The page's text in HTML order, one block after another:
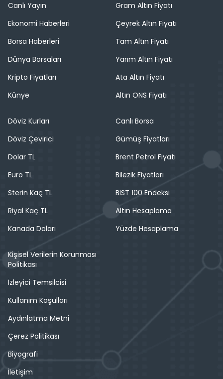
Canlı Yayın
Ekonomi Haberleri
Borsa Haberleri
Dünya Borsaları
Kripto Fiyatları
Künye
Gram Altın Fiyatı
Çeyrek Altın Fiyatı
Tam Altın Fiyatı
Yarım Altın Fiyatı
Ata Altın Fiyatı
Altın ONS Fiyatı
Döviz Kurları
Döviz Çevirici
Dolar TL
Euro TL
Sterin Kaç TL
Riyal Kaç TL
Kanada Doları
Canlı Borsa
Gümüş Fiyatları
Brent Petrol Fiyatı
Bilezik Fiyatları
BIST 100 Endeksi
Altın Hesaplama
Yüzde Hesaplama
Kişisel Verilerin Korunması
Politikası
İzleyici Temsilcisi
Kullanım Koşulları
Aydınlatma Metni
Çerez Politikası
Biyografi
İletişim